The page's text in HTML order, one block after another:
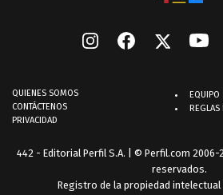
QUIENES SOMOS
CONTÁCTENOS
PRIVACIDAD
EQUIPO
REGLAS
442 - Editorial Perfil S.A. | © Perfil.com
reservados.
Registro de la propiedad intelectual